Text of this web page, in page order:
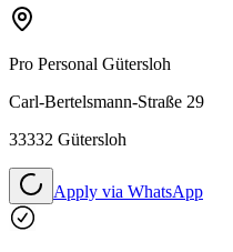
Pro Personal Gütersloh
Carl-Bertelsmann-Straße 29
33332 Gütersloh
Apply via WhatsApp